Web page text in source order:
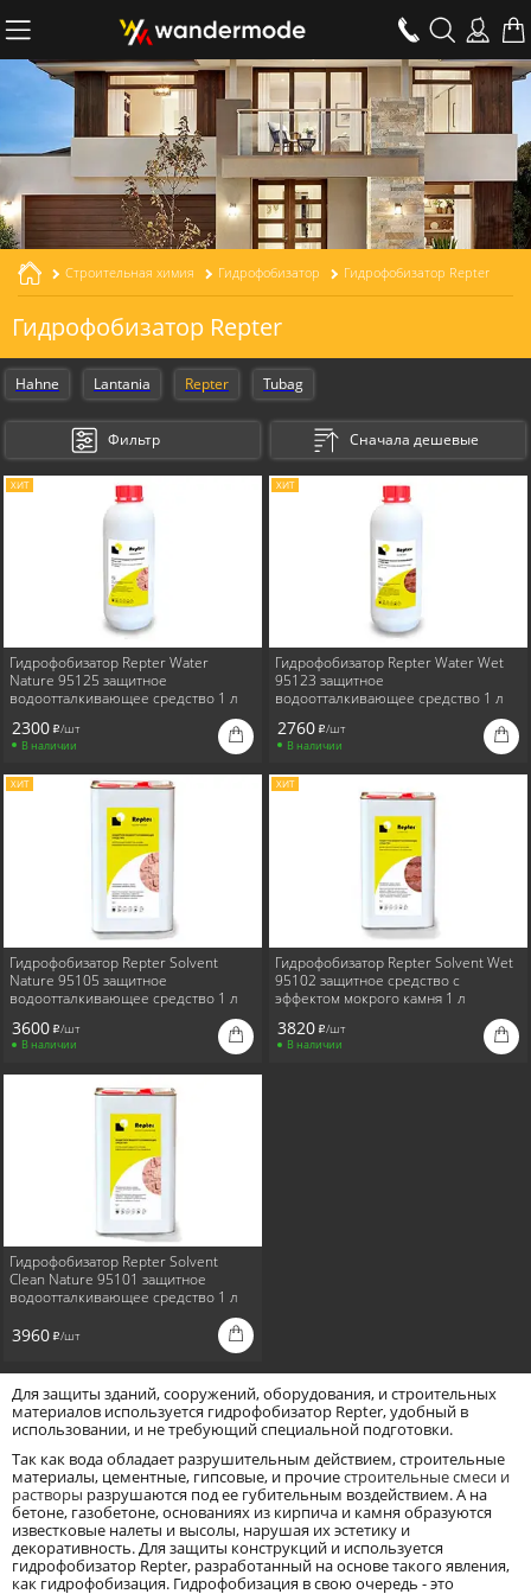
Строительная химия Гидрофобизатор Гидрофобизатор Repter
Гидрофобизатор Repter
Hahne Lantania Repter Tubag
Фильтр Сначала дешевые
ХИТ
Гидрофобизатор Repter Water
Nature 95125 защитное
водоотталкивающее средство 1 л
2300 i/шт
В наличии
ХИТ
Гидрофобизатор Repter Water Wet
95123 защитное
водоотталкивающее средство 1 л
2760 i/шт
В наличии
ХИТ
Гидрофобизатор Repter Solvent
Nature 95105 защитное
водоотталкивающее средство 1 л
3600 i/шт
В наличии
ХИТ
Гидрофобизатор Repter Solvent Wet
95102 защитное средство c
эффектом мокрого камня 1 л
3820 i/шт
В наличии
Гидрофобизатор Repter Solvent
Clean Nature 95101 защитное
водоотталкивающее средство 1 л
3960 i/шт
Для защиты зданий, сооружений, оборудования, и строительных
материалов используется гидрофобизатор Repter, удобный в
использовании, и не требующий специальной подготовки.
Так как вода обладает разрушительным действием, строительные
материалы, цементные, гипсовые, и прочиестроительные смеси и
растворы разрушаются под ее губительным воздействием. А на
бетоне, газобетоне, основаниях из кирпича и камня образуются
известковые налеты и высолы, нарушая их эстетику и
декоративность. Для защиты конструкций и используется
гидрофобизатор Repter, разработанный на основе такого явления,
как гидрофобизация. Гидрофобизация в свою очередь - это